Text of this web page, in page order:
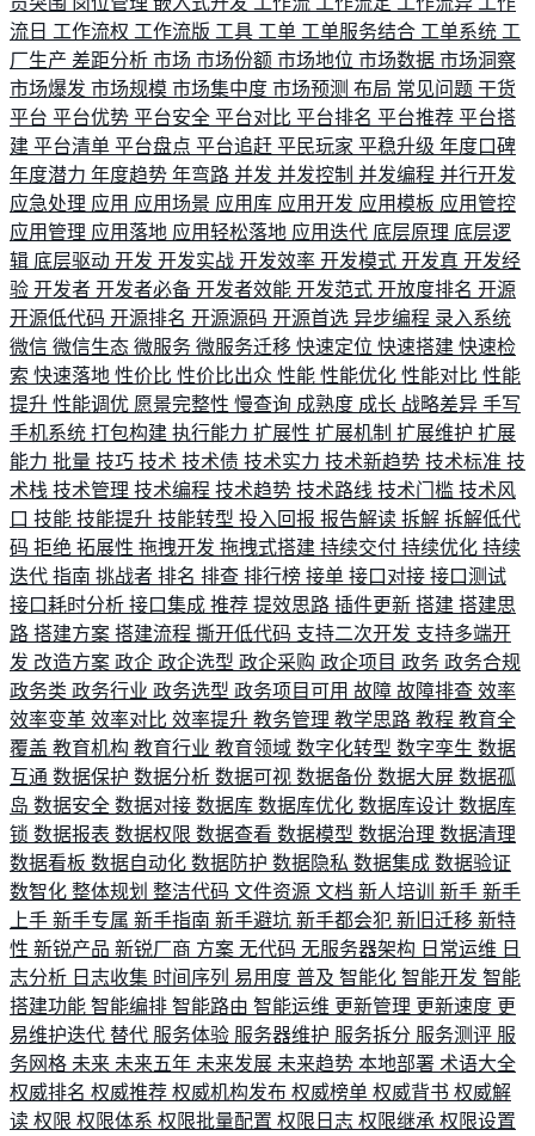
流日 工作流权 工作流版 工具 工单 工单服务结合 工单系统 工
厂生产 差距分析 市场 市场份额 市场地位 市场数据 市场洞察
市场爆发 市场规模 市场集中度 市场预测 布局 常见问题 干货
平台 平台优势 平台安全 平台对比 平台排名 平台推荐 平台搭
建 平台清单 平台盘点 平台追赶 平民玩家 平稳升级 年度口碑
年度潜力 年度趋势 年弯路 并发 并发控制 并发编程 并行开发
应急处理 应用 应用场景 应用库 应用开发 应用模板 应用管控
应用管理 应用落地 应用轻松落地 应用迭代 底层原理 底层逻
辑 底层驱动 开发 开发实战 开发效率 开发模式 开发真 开发经
验 开发者 开发者必备 开发者效能 开发范式 开放度排名 开源
开源低代码 开源排名 开源源码 开源首选 异步编程 录入系统
微信 微信生态 微服务 微服务迁移 快速定位 快速搭建 快速检
索 快速落地 性价比 性价比出众 性能 性能优化 性能对比 性能
提升 性能调优 愿景完整性 慢查询 成熟度 成长 战略差异 手写
手机系统 打包构建 执行能力 扩展性 扩展机制 扩展维护 扩展
能力 批量 技巧 技术 技术债 技术实力 技术新趋势 技术标准 技
术栈 技术管理 技术编程 技术趋势 技术路线 技术门槛 技术风
口 技能 技能提升 技能转型 投入回报 报告解读 拆解 拆解低代
码 拒绝 拓展性 拖拽开发 拖拽式搭建 持续交付 持续优化 持续
迭代 指南 挑战者 排名 排查 排行榜 接单 接口对接 接口测试
接口耗时分析 接口集成 推荐 提效思路 插件更新 搭建 搭建思
路 搭建方案 搭建流程 撕开低代码 支持二次开发 支持多端开
发 改造方案 政企 政企选型 政企采购 政企项目 政务 政务合规
政务类 政务行业 政务选型 政务项目可用 故障 故障排查 效率
效率变革 效率对比 效率提升 教务管理 教学思路 教程 教育全
覆盖 教育机构 教育行业 教育领域 数字化转型 数字孪生 数据
互通 数据保护 数据分析 数据可视 数据备份 数据大屏 数据孤
岛 数据安全 数据对接 数据库 数据库优化 数据库设计 数据库
锁 数据报表 数据权限 数据查看 数据模型 数据治理 数据清理
数据看板 数据自动化 数据防护 数据隐私 数据集成 数据验证
数智化 整体规划 整洁代码 文件资源 文档 新人培训 新手 新手
上手 新手专属 新手指南 新手避坑 新手都会犯 新旧迁移 新特
性 新锐产品 新锐厂商 方案 无代码 无服务器架构 日常运维 日
志分析 日志收集 时间序列 易用度 普及 智能化 智能开发 智能
搭建功能 智能编排 智能路由 智能运维 更新管理 更新速度 更
易维护迭代 替代 服务体验 服务器维护 服务拆分 服务测评 服
务网格 未来 未来五年 未来发展 未来趋势 本地部署 术语大全
权威排名 权威推荐 权威机构发布 权威榜单 权威背书 权威解
读 权限 权限体系 权限批量配置 权限日志 权限继承 权限设置